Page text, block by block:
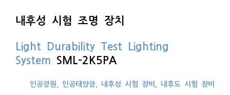
내후성 시험 조명 장치
Light Durability Test Lighting
System SML-2K5PA
인공광원, 인공태양광, 내후성 시험 장비, 내후도 시험 장비